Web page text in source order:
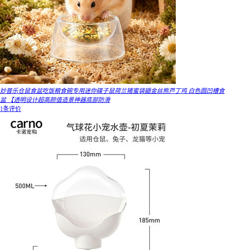
妙普乐仓鼠食盆吃饭粮食碗专用迷你碟子鼠荷兰猪蜜袋鼯金丝熊芦丁鸡 白色圆凹槽食
盆 【透明设计超高颜值造景神器底部防滑
1条评价